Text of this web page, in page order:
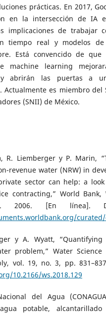
prácticas. En 2017,
en la intersección de IA
implicaciones de trabajar
tiempo real y modelos
Está convencido de
machine learning
y abrirán las puertas a
Actualmente es miembro del
(SNII) de México.
R. Liemberger y P. Marin,
revenue water (NRW) in
sector can help: a
contracting,” World Bank,
2006. [En línea].
curated/
y A. Wyatt,
problem,” Water Science
vol. 19, no. 3, pp.
10.2166/ws.2018.129
del Agua
potable, alcantarillado